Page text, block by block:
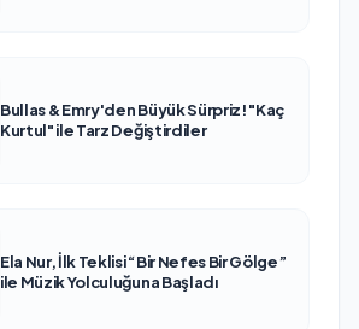
Bullas & Emry'den Büyük Sürpriz! "Kaç
Kurtul" ile Tarz Değiştirdiler
Ela Nur, İlk Teklisi “Bir Nefes Bir Gölge”
ile Müzik Yolculuğuna Başladı